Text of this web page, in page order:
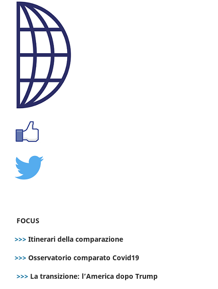
FOCUS
>>> Itinerari della comparazione
>>> Osservatorio comparato Covid19
>>> La transizione: l’America dopo Trump